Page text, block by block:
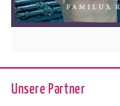
Unsere Partner